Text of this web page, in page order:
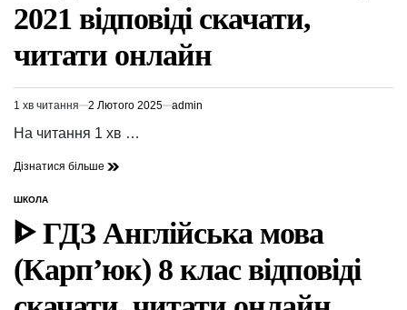
2021 відповіді скачати,
читати онлайн
Орієнтовний
час
1 хв читання 2 Лютого 2025 admin
На читання 1 хв …
Дізнатися більше
ОПУБЛІКУВАТИ
У
ШКОЛА
ᐈ ГДЗ Англійська мова
(Карп’юк) 8 клас відповіді